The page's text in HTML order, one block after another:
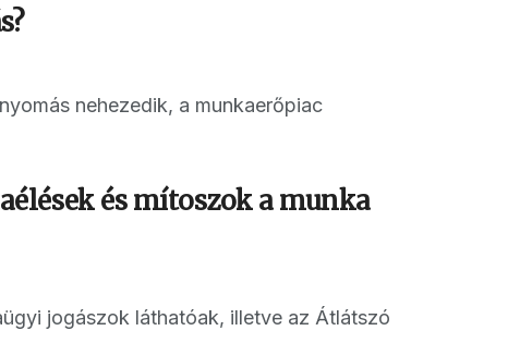
nehezedik, a munkaerőpiac
és mítoszok a munka
jogászok láthatóak, illetve az Átlátszó